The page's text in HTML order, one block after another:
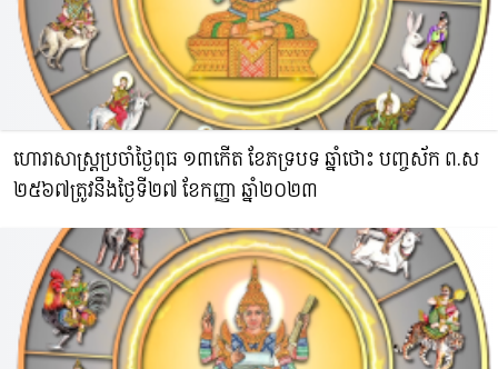
ហោរាសាស្រ្តប្រចាំថ្ងៃពុធ ១៣កើត ខែភទ្របទ ឆ្នាំថោះ​ បញ្ចស័ក ព.ស​
២៥៦៧ត្រូវនឹងថ្ងៃទី២៧ ខែកញ្ញា ឆ្នាំ២០២៣